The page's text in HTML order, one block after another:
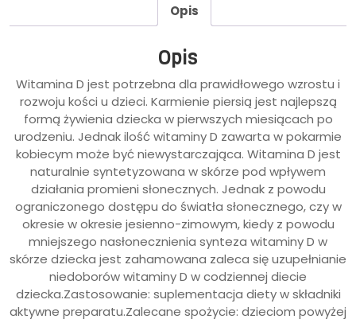
Opis
Opis
Witamina D jest potrzebna dla prawidłowego wzrostu i
rozwoju kości u dzieci. Karmienie piersią jest najlepszą
formą żywienia dziecka w pierwszych miesiącach po
urodzeniu. Jednak ilość witaminy D zawarta w pokarmie
kobiecym może być niewystarczająca. Witamina D jest
naturalnie syntetyzowana w skórze pod wpływem
działania promieni słonecznych. Jednak z powodu
ograniczonego dostępu do światła słonecznego, czy w
okresie w okresie jesienno-zimowym, kiedy z powodu
mniejszego nasłonecznienia synteza witaminy D w
skórze dziecka jest zahamowana zaleca się uzupełnianie
niedoborów witaminy D w codziennej diecie
dziecka.Zastosowanie: suplementacja diety w składniki
aktywne preparatu.Zalecane spożycie: dzieciom powyżej